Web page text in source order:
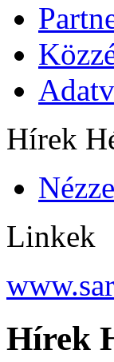
Hírek
Linkek
Hírek